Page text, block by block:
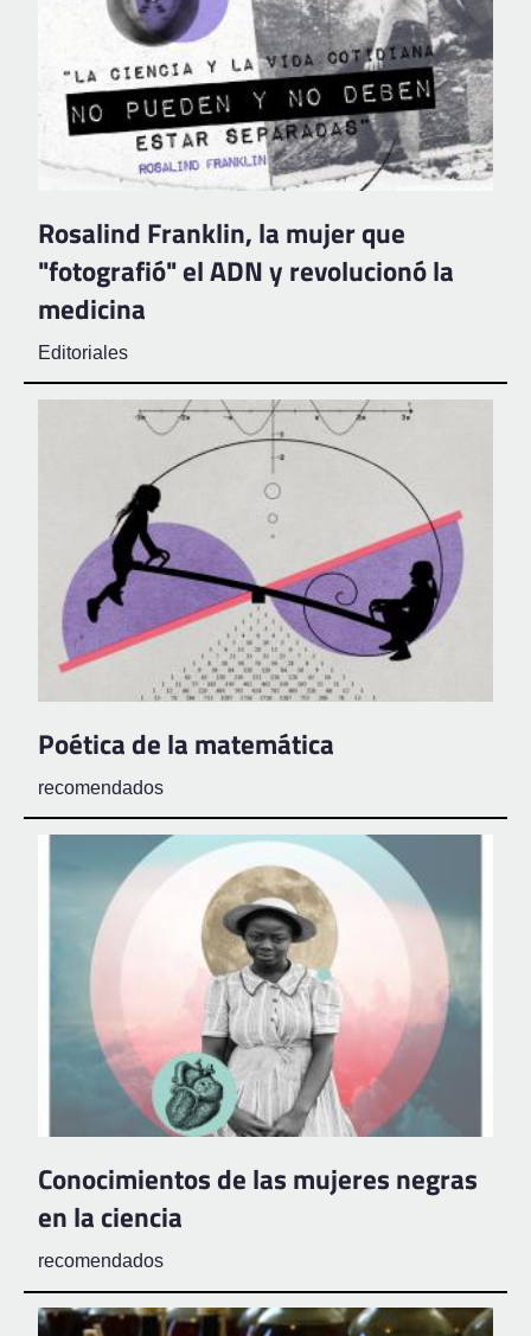
Rosalind Franklin, la mujer que
"fotografió" el ADN y revolucionó la
medicina
Editoriales
Poética de la matemática
recomendados
Conocimientos de las mujeres negras
en la ciencia
recomendados